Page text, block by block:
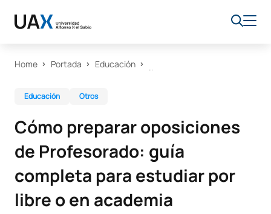
Home Portada Educación
Educación Otros
Cómo preparar oposiciones
de Profesorado: guía
completa para estudiar por
libre o en academia